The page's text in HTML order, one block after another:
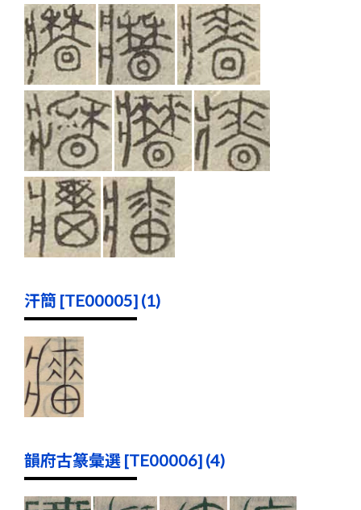
汗簡 [TE00005] (1)
韻府古篆彙選 [TE00006] (4)